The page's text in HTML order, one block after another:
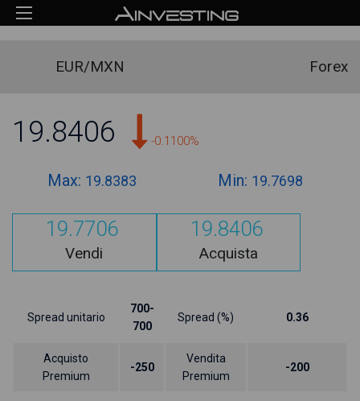
EUR/MXN Forex
19.8406 -0.1100%
Max: 19.8383 Min: 19.7698
19.7706
Vendi
19.8406
Acquista
Spread unitario
700-
700
Spread (%) 0.36
Acquisto
Premium
-250
Vendita
Premium
-200